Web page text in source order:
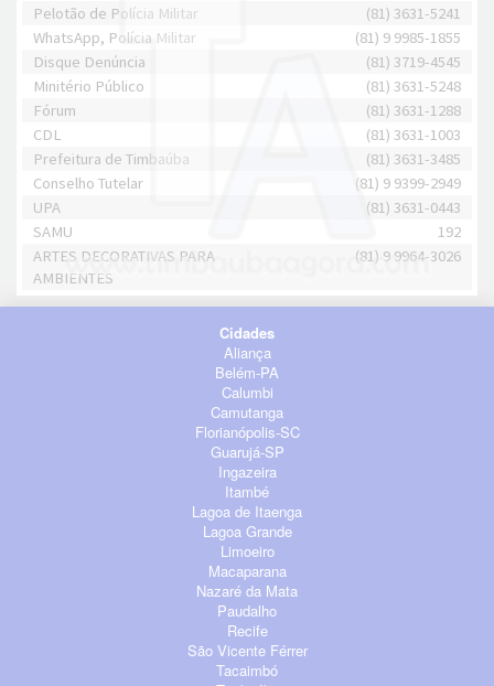
Pelotão de Polícia Militar
(81) 3631-5241
WhatsApp, Polícia Militar
(81) 9 9985-1855
Disque Denúncia
(81) 3719-4545
Minitério Público
(81) 3631-5248
Fórum
(81) 3631-1288
CDL
(81) 3631-1003
Prefeitura de Timbaúba
(81) 3631-3485
Conselho Tutelar
(81) 9 9399-2949
UPA
(81) 3631-0443
SAMU
192
ARTES DECORATIVAS PARA
AMBIENTES
(81) 9 9964-3026
Cidades
Aliança
Belém-PA
Calumbi
Camutanga
Florianópolis-SC
Guarujá-SP
Ingazeira
Itambé
Lagoa de Itaenga
Lagoa Grande
Limoeiro
Macaparana
Nazaré da Mata
Paudalho
Recife
São Vicente Férrer
Tacaimbó